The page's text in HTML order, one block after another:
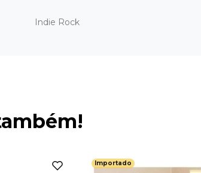
Indie Rock
Importado